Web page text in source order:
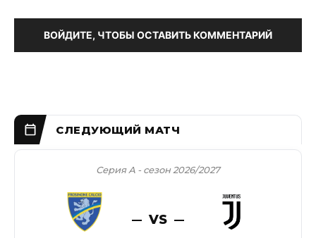
ВОЙДИТЕ, ЧТОБЫ ОСТАВИТЬ КОММЕНТАРИЙ
Серия А - сезон 2026/2027
VS